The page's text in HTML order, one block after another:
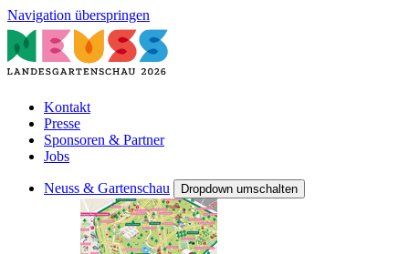
Navigation überspringen
Kontakt
Presse
Sponsoren & Partner
Jobs
Neuss & Gartenschau Dropdown umschalten